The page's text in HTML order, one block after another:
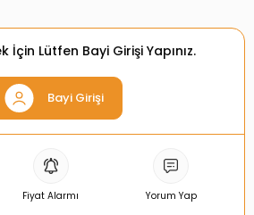
İçin Lütfen Bayi Girişi Yapınız.
Bayi Girişi
Fiyat Alarmı Yorum Yap